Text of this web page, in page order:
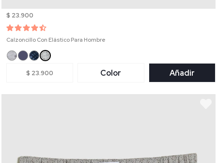
$ 23.900
Calzoncillo Con Elástico Para Hombre
$ 23.900 Color Añadir